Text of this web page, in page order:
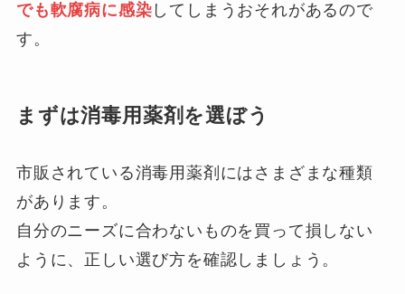
でも軟腐病に感染 してしまうおそれがあるので
す。
まずは消毒用薬剤を選ぼう
市販されている消毒用薬剤にはさまざまな種類
があります。
自分のニーズに合わないものを買って損しない
ように、正しい選び方を確認しましょう。